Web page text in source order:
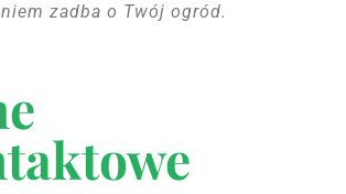
zadba o Twój ogród.